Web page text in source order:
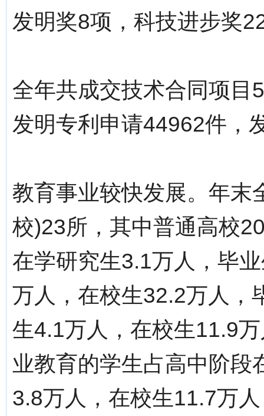
发明奖8项，科技进步奖
全年共成交技术合同项目
发明专利申请44962件，
教育事业较快发展。年末
校)23所，其中普通高校
在学研究生3.1万人，毕
万人，在校生32.2万人，
生4.1万人，在校生11.9
业教育的学生占高中阶段
3.8万人，在校生11.7万